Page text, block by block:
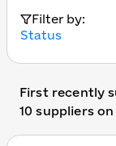
Filter by:
Status
First recently
10 suppliers